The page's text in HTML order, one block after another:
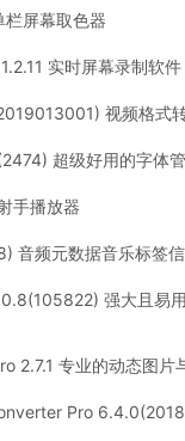
屏幕取色器
实时屏幕录制软件
视频格式
超级好用的字体
手播放器
音频元数据音乐标签
强大且易
2.7.1 专业的动态图片
Pro